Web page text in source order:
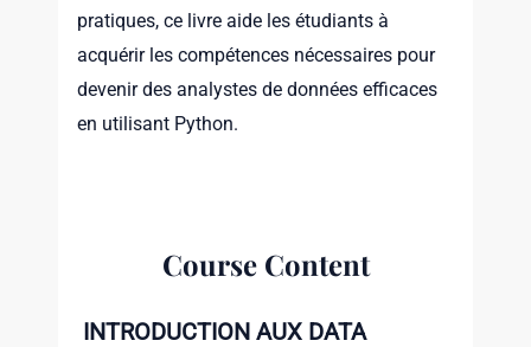
pratiques, ce livre aide les étudiants à
acquérir les compétences nécessaires pour
devenir des analystes de données efficaces
en utilisant Python.
Course Content
INTRODUCTION AUX DATA